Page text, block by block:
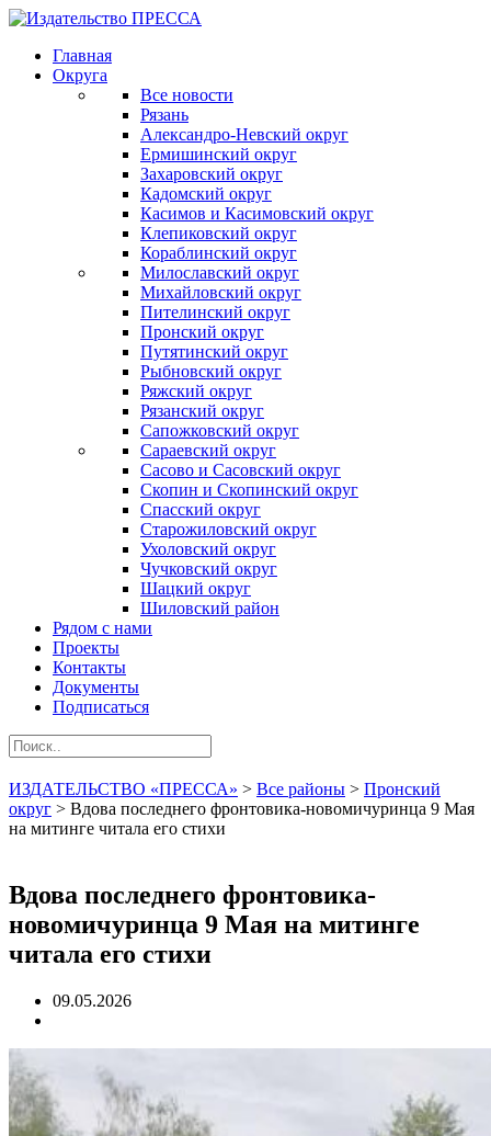
Главная
Округа
Все новости
Рязань
Александро-Невский округ
Ермишинский округ
Захаровский округ
Кадомский округ
Касимов и Касимовский округ
Клепиковский округ
Кораблинский округ
Милославский округ
Михайловский округ
Пителинский округ
Пронский округ
Путятинский округ
Рыбновский округ
Ряжский округ
Рязанский округ
Сапожковский округ
Сараевский округ
Сасово и Сасовский округ
Скопин и Скопинский округ
Спасский округ
Старожиловский округ
Ухоловский округ
Чучковский округ
Шацкий округ
Шиловский район
Рядом с нами
Проекты
Контакты
Документы
Подписаться
ИЗДАТЕЛЬСТВО «ПРЕССА» > Все районы > Пронский
округ > Вдова последнего фронтовика-новомичуринца 9 Мая
на митинге читала его стихи
Вдова последнего фронтовика-
новомичуринца 9 Мая на митинге
читала его стихи
09.05.2026